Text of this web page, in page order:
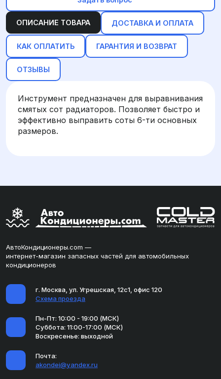
ОПИСАНИЕ ТОВАРА ДОСТАВКА И ОПЛАТА
КАК ОПЛАТИТЬ ГАРАНТИЯ И ВОЗВРАТ
ОТЗЫВЫ
Инструмент предназначен для выравнивания
смятых сот радиаторов. Позволяет быстро и
эффективно выправить соты 6-ти основных
размеров.
АвтоКондиционеры.com —
интернет-магазин запасных частей для автомобильных
кондиционеров
г. Москва, ул. Угрешская, 12с1, офис 120
Схема проезда
Пн-Пт: 10:00 - 19:00 (МСК)
Суббота: 11:00-17:00 (МСК)
Воскресенье: выходной
Почта:
akondei@yandex.ru